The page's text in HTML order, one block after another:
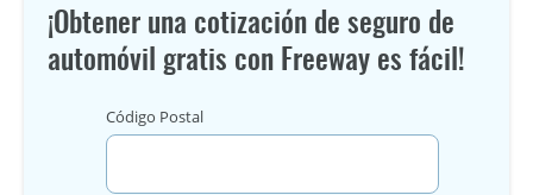
¡Obtener una cotización de seguro de
automóvil gratis con Freeway es fácil!
Código Postal